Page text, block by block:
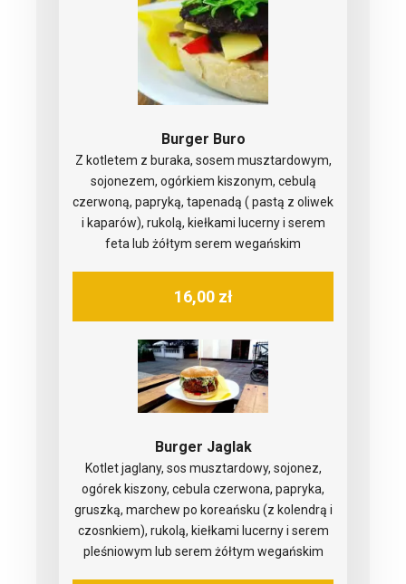
Burger Buro
Z kotletem z buraka, sosem musztardowym,
sojonezem, ogórkiem kiszonym, cebulą
czerwoną, papryką, tapenadą ( pastą z oliwek
i kaparów), rukolą, kiełkami lucerny i serem
feta lub żółtym serem wegańskim
16,00 zł
Burger Jaglak
Kotlet jaglany, sos musztardowy, sojonez,
ogórek kiszony, cebula czerwona, papryka,
gruszką, marchew po koreańsku (z kolendrą i
czosnkiem), rukolą, kiełkami lucerny i serem
pleśniowym lub serem żółtym wegańskim